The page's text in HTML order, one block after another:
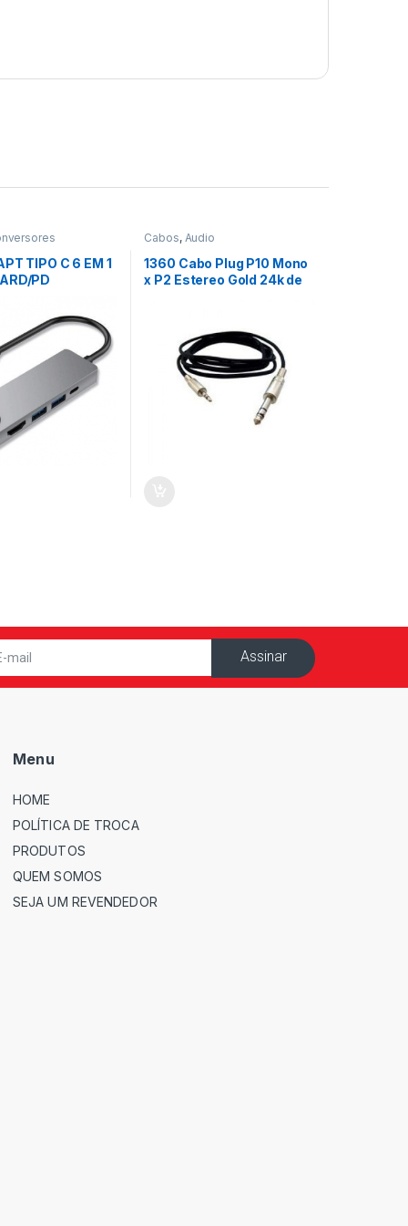
TIPO C 6 EM 1
PD
Cabos, Audio
1360 Cabo Plug P10 Mono
x P2 Estereo Gold 24k de
Assinar
Menu
HOME
POLÍTICA DE TROCA
PRODUTOS
QUEM SOMOS
SEJA UM REVENDEDOR